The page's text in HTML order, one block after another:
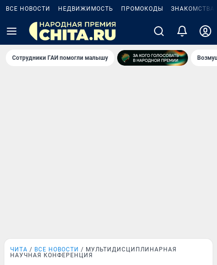
ВСЕ НОВОСТИ НЕДВИЖИМОСТЬ ПРОМОКОДЫ ЗНАКОМСТВА
Сотрудники ГАИ помогли малышу
ЧИТА ВСЕ НОВОСТИ
МУЛЬТИДИСЦИПЛИНАРНАЯ
НАУЧНАЯ КОНФЕРЕНЦИЯ